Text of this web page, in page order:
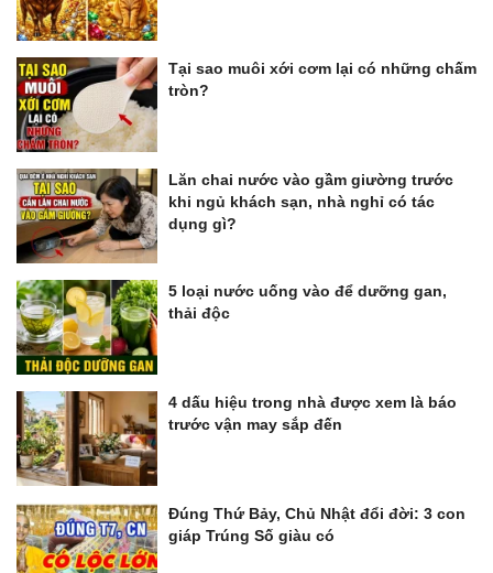
Tại sao muôi xới cơm lại có những chấm
tròn?
Lăn chai nước vào gầm giường trước
khi ngủ khách sạn, nhà nghỉ có tác
dụng gì?
5 loại nước uống vào để dưỡng gan,
thải độc
4 dấu hiệu trong nhà được xem là báo
trước vận may sắp đến
Đúng Thứ Bảy, Chủ Nhật đổi đời: 3 con
giáp Trúng Số giàu có